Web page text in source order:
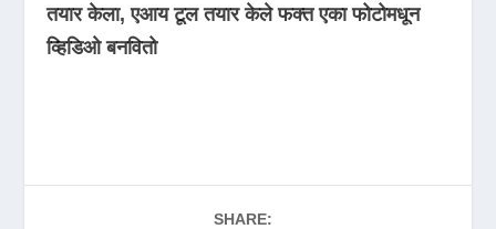
तयार केला, एआय टूल तयार केले फक्त एका फोटोमधून
व्हिडिओ बनवितो
SHARE: